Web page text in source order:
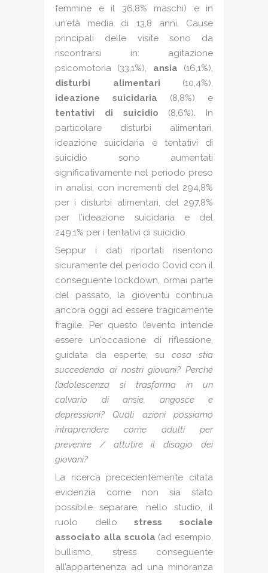
femmine e il 36,8% maschi) e in
un’età media di 13,8 anni. Cause
principali delle visite sono da
riscontrarsi in: agitazione
psicomotoria (33,1%), ansia (16,1%),
disturbi alimentari (10,4%),
ideazione suicidaria (8,8%) e
tentativi di suicidio (8,6%). In
particolare disturbi alimentari,
ideazione suicidaria e tentativi di
suicidio sono aumentati
significativamente nel periodo preso
in analisi, con incrementi del 294,8%
per i disturbi alimentari, del 297,8%
per l’ideazione suicidaria e del
249,1% per i tentativi di suicidio.
Seppur i dati riportati risentono
sicuramente del periodo Covid con il
conseguente lockdown, ormai parte
del passato, la gioventù continua
ancora oggi ad essere tragicamente
fragile. Per questo l’evento intende
essere un’occasione di riflessione,
guidata da esperte, su cosa stia
succedendo ai nostri giovani? Perché
l’adolescenza si trasforma in un
calvario di ansie, angosce e
depressioni? Quali azioni possiamo
intraprendere come adulti per
prevenire / attutire il disagio dei
giovani?
La ricerca precedentemente citata
evidenzia come non sia stato
possibile separare, nello studio, il
ruolo dellostress sociale
associato alla scuola (ad esempio,
bullismo, stress conseguente
all’appartenenza ad una minoranza